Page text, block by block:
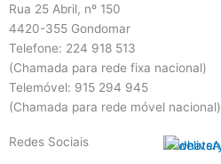
Rua 25 Abril, nº 150
4420-355 Gondomar
Telefone: 224 918 513
(Chamada para rede fixa nacional)
Telemóvel: 915 294 945
(Chamada para rede móvel nacional)
Redes Sociais